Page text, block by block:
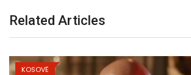
Related Articles
KOSOVË